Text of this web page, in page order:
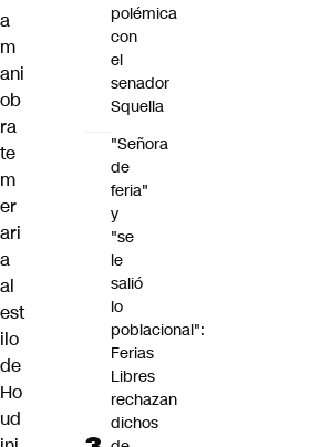
a
m
ani
ob
ra
te
m
er
ari
a
al
est
ilo
de
Ho
ud
polémica
con
el
senador
Squella
"Señora
de
feria"
y
"se
le
salió
lo
poblacional":
Ferias
Libres
rechazan
dichos